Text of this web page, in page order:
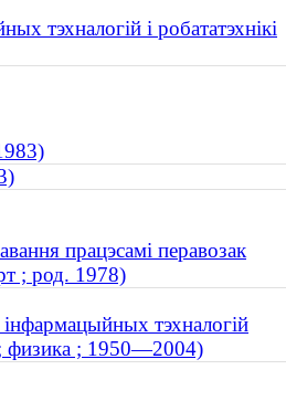
тэхналогій і робататэхнікі
працэсамі перавозак
; род. 1978)
тэхналогій
; физика ; 1950—2004)